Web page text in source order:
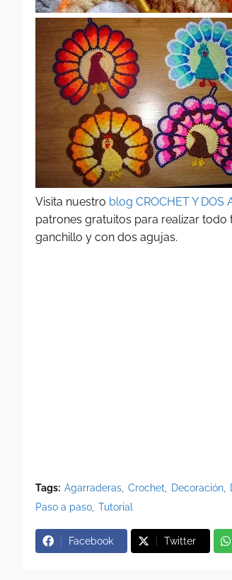
Visita nuestro blog CROCHET Y DOS
patrones gratuitos para realizar
ganchillo y con dos agujas.
Tags: Agarraderas Crochet Decoración
Paso a paso Tutorial
Facebook Twitter